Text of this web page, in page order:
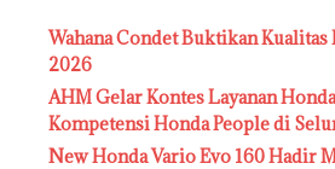
Wahana Condet Buktikan
2026
AHM Gelar Kontes Layanan
Kompetensi Honda People di
New Honda Vario Evo 160 Hadir